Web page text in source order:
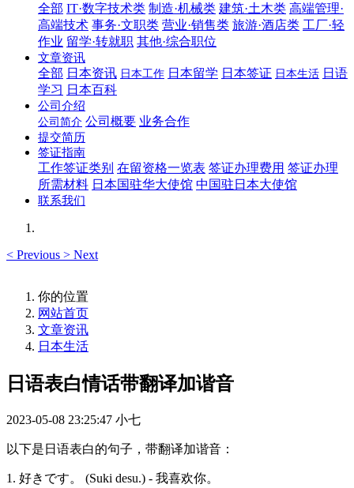
全部 IT·数字技术类 制造·机械类 建筑·土木类 高端管理·
高端技术 事务·文职类 营业·销售类 旅游·酒店类 工厂·轻
作业 留学·转就职 其他·综合职位
文章资讯
全部 日本资讯 日本工作 日本留学 日本签证 日本生活 日语
学习 日本百科
公司介绍
公司简介 公司概要 业务合作
提交简历
签证指南
工作签证类别 在留资格一览表 签证办理费用 签证办理
所需材料 日本国驻华大使馆 中国驻日本大使馆
联系我们
< Previous > Next
你的位置
网站首页
文章资讯
日本生活
日语表白情话带翻译加谐音
2023-05-08 23:25:47 小七
以下是日语表白的句子，带翻译加谐音：
1. 好きです。 (Suki desu.) - 我喜欢你。